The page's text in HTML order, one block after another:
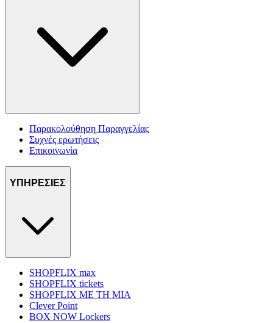
Παρακολούθηση Παραγγελίας
Συχνές ερωτήσεις
Επικοινωνία
ΥΠΗΡΕΣΙΕΣ
SHOPFLIX max
SHOPFLIX tickets
SHOPFLIX ΜΕ ΤΗ ΜΙΑ
Clever Point
BOX NOW Lockers